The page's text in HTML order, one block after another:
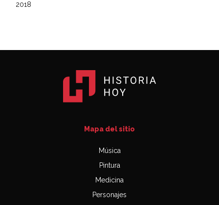
2018
Mapa del sitio
Música
Pintura
Medicina
Personajes